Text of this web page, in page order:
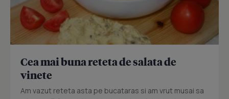
Cea mai buna reteta de salata de
vinete
Am vazut reteta asta pe bucataras si am vrut musai sa